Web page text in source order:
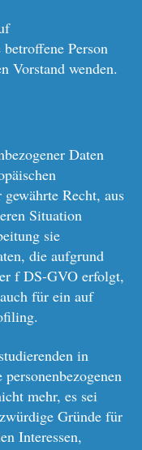
Person
Vorstand wenden.
Daten
Recht, aus
Situation
sie
die aufgrund
f DS-GVO erfolgt,
für ein auf
in
mehr, es sei
Gründe für
Interessen,